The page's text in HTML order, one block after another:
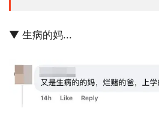
▼ 生病的妈...